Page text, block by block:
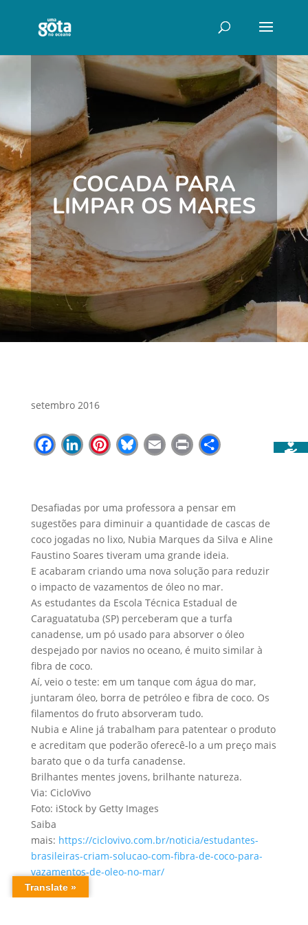
COCADA PARA
LIMPAR OS MARES
setembro 2016
Facebook
LinkedIn
Pinterest
Bluesky
Email
PrintShare
Desafiadas por uma professora a pensar em
sugestões para diminuir a quantidade de cascas de
coco jogadas no lixo, Nubia Marques da Silva e Aline
Faustino Soares tiveram uma grande ideia.
E acabaram criando uma nova solução para reduzir
o impacto de vazamentos de óleo no mar.
As estudantes da Escola Técnica Estadual de
Caraguatatuba (SP) perceberam que a turfa
canadense, um pó usado para absorver o óleo
despejado por navios no oceano, é muito similar à
fibra de coco.
Aí, veio o teste: em um tanque com água do mar,
juntaram óleo, borra de petróleo e fibra de coco. Os
filamentos do fruto absorveram tudo.
Nubia e Aline já trabalham para patentear o produto
e acreditam que poderão oferecê-lo a um preço mais
barato que o da turfa canadense.
Brilhantes mentes jovens, brilhante natureza.
Via: CicloVivo
Foto: iStock by Getty Images
Saiba
mais: https://ciclovivo.com.br/noticia/estudantes-
brasileiras-criam-solucao-com-fibra-de-coco-para-
vazamentos-de-oleo-no-mar/